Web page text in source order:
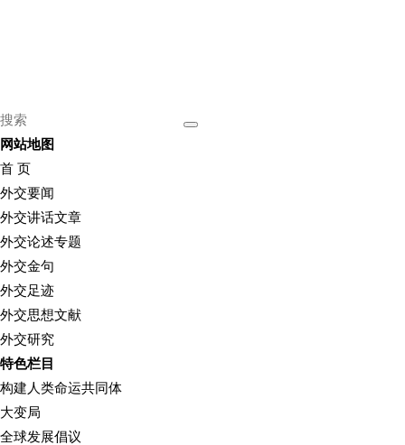
网站地图
首 页
外交要闻
外交讲话文章
外交论述专题
外交金句
外交足迹
外交思想文献
外交研究
特色栏目
构建人类命运共同体
大变局
全球发展倡议